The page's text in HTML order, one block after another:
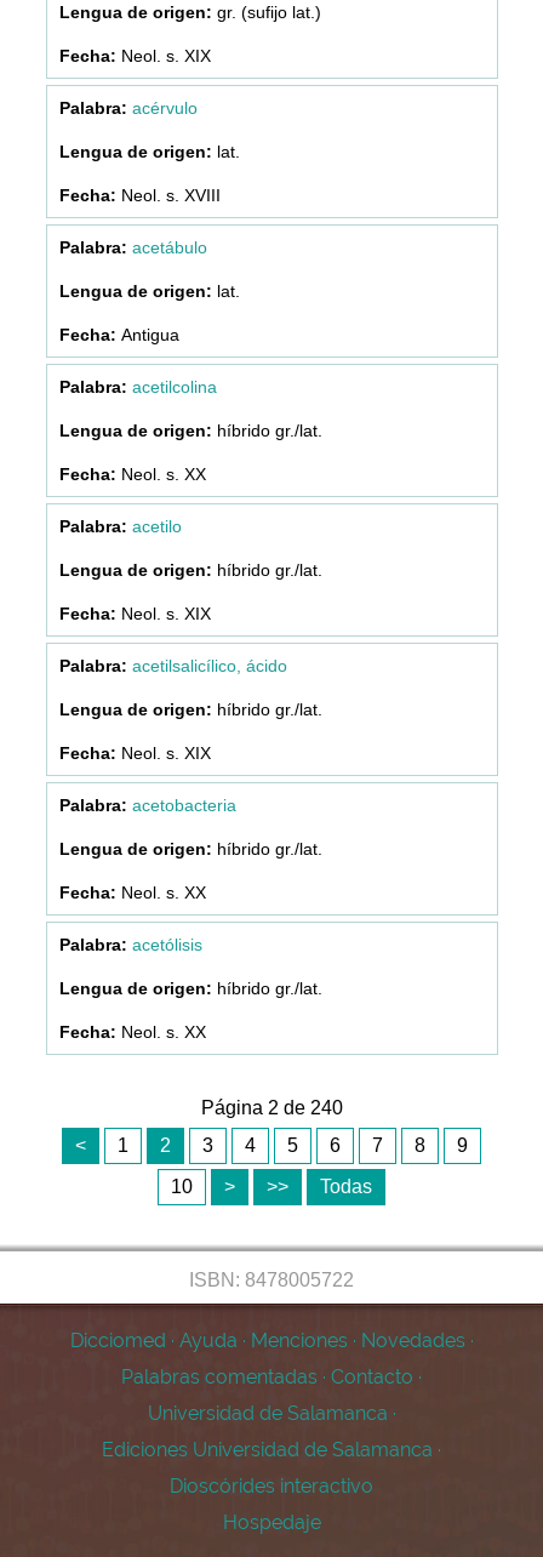
gr. (sufijo lat.)
Neol. s. XIX
acérvulo
lat.
Neol. s. XVIII
acetábulo
lat.
Antigua
acetilcolina
híbrido gr./lat.
Neol. s. XX
acetilo
híbrido gr./lat.
Neol. s. XIX
acetilsalicílico, ácido
híbrido gr./lat.
Neol. s. XIX
acetobacteria
híbrido gr./lat.
Neol. s. XX
acetólisis
híbrido gr./lat.
Neol. s. XX
Página 2 de 240
<
1 2 3 4 5 6 7 8
9
10
> >> Todas
ISBN: 8478005722
Dicciomed · Ayuda · Menciones · Novedades ·
Palabras comentadas · Contacto ·
Universidad de Salamanca ·
Ediciones Universidad de Salamanca ·
Dioscórides interactivo
Hospedaje